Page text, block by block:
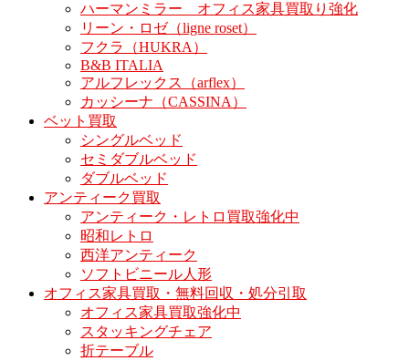
ハーマンミラー オフィス家具買取り強化
リーン・ロゼ（ligne roset）
フクラ（HUKRA）
B&B ITALIA
アルフレックス（arflex）
カッシーナ（CASSINA）
ベット買取
シングルベッド
セミダブルベッド
ダブルベッド
アンティーク買取
アンティーク・レトロ買取強化中
昭和レトロ
西洋アンティーク
ソフトビニール人形
オフィス家具買取・無料回収・処分引取
オフィス家具買取強化中
スタッキングチェア
折テーブル